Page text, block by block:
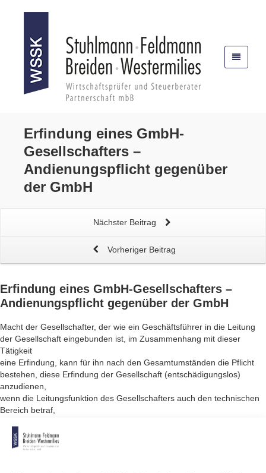
Erfindung eines GmbH-
Gesellschafters –
Andienungspflicht gegenüber
der GmbH
Nächster Beitrag
Vorheriger Beitrag
Erfindung eines GmbH-Gesellschafters –
Andienungspflicht gegenüber der GmbH
Macht der Gesellschafter, der wie ein Geschäftsführer in die Leitung
der Gesellschaft eingebunden ist, im Zusammenhang mit dieser
Tätigkeit
eine Erfindung, kann für ihn nach den Gesamtumständen die Pflicht
bestehen, diese Erfindung der Gesellschaft (entschädigungslos)
anzudienen,
wenn die Leitungsfunktion des Gesellschafters auch den technischen
Bereich betraf,
ist und
die Erfindung überwiegend auf Mitteln, Erfahrungen und Vorarbeiten